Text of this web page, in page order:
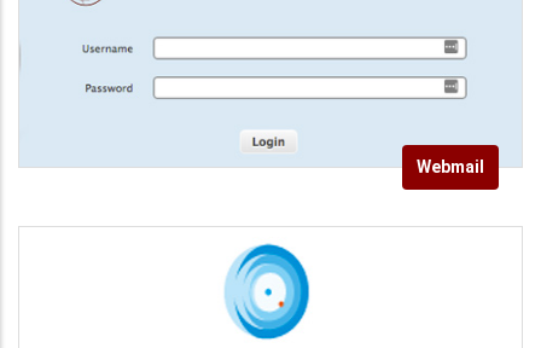
Webmail